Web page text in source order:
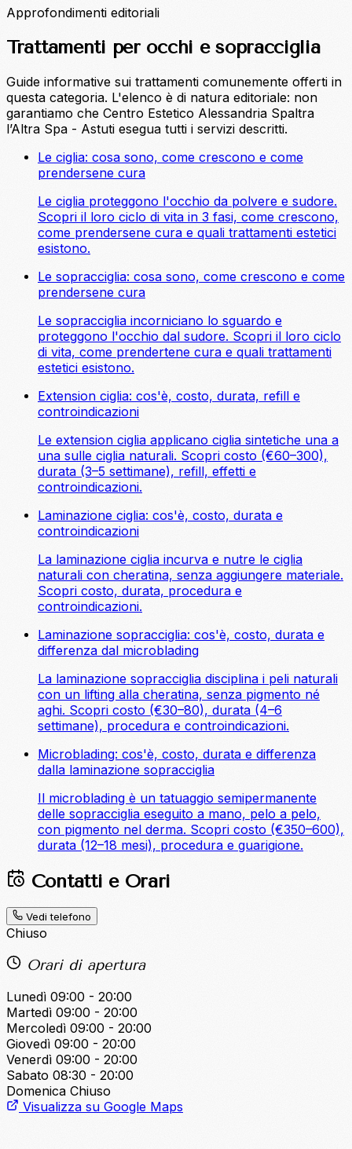
Approfondimenti editoriali
Trattamenti per occhi e sopracciglia
Guide informative sui trattamenti comunemente offerti in
questa categoria. L'elenco è di natura editoriale: non
garantiamo che Centro Estetico Alessandria Spaltra
l’Altra Spa - Astuti esegua tutti i servizi descritti.
Le ciglia: cosa sono, come crescono e come
prendersene cura
Le ciglia proteggono l'occhio da polvere e sudore.
Scopri il loro ciclo di vita in 3 fasi, come crescono,
come prendersene cura e quali trattamenti estetici
esistono.
Le sopracciglia: cosa sono, come crescono e come
prendersene cura
Le sopracciglia incorniciano lo sguardo e
proteggono l'occhio dal sudore. Scopri il loro ciclo
di vita, come prendertene cura e quali trattamenti
estetici esistono.
Extension ciglia: cos'è, costo, durata, refill e
controindicazioni
Le extension ciglia applicano ciglia sintetiche una a
una sulle ciglia naturali. Scopri costo (€60–300),
durata (3–5 settimane), refill, effetti e
controindicazioni.
Laminazione ciglia: cos'è, costo, durata e
controindicazioni
La laminazione ciglia incurva e nutre le ciglia
naturali con cheratina, senza aggiungere materiale.
Scopri costo, durata, procedura e
controindicazioni.
Laminazione sopracciglia: cos'è, costo, durata e
differenza dal microblading
La laminazione sopracciglia disciplina i peli naturali
con un lifting alla cheratina, senza pigmento né
aghi. Scopri costo (€30–80), durata (4–6
settimane), procedura e controindicazioni.
Microblading: cos'è, costo, durata e differenza
dalla laminazione sopracciglia
Il microblading è un tatuaggio semipermanente
delle sopracciglia eseguito a mano, pelo a pelo,
con pigmento nel derma. Scopri costo (€350–600),
durata (12–18 mesi), procedura e guarigione.
Contatti e Orari
Vedi telefono
Chiuso
Orari di apertura
Lunedì 09:00 - 20:00
Martedì 09:00 - 20:00
Mercoledì 09:00 - 20:00
Giovedì 09:00 - 20:00
Venerdì 09:00 - 20:00
Sabato 08:30 - 20:00
Domenica Chiuso
Visualizza su Google Maps